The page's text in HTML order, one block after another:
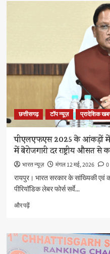
छत्तीसगढ़ टॉप न्यूज़ प्रादेशिक
पीएलएफएस 2025 के आंकड़ों में
में बेरोजगारी दर राष्ट्रीय औसत से
भारत न्यूज़ मंगल 12 मई, 2026
0
रायपुर। भारत सरकार के सांख्यिकी एवं
पीरियॉडिक लेबर फोर्स सर्वे...
और पढ़ेंपीएलएफएस
आंकड़ों
में